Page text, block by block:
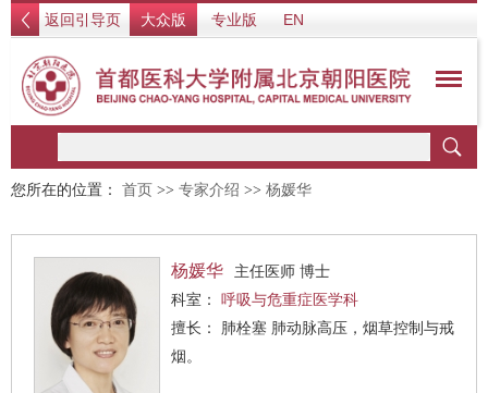
返回引导页 大众版 专业版 EN
您所在的位置： 首页 >> 专家介绍 >> 杨媛华
杨媛华
主任医师 博士
科室： 呼吸与危重症医学科
擅长： 肺栓塞 肺动脉高压，烟草控制与戒
烟。